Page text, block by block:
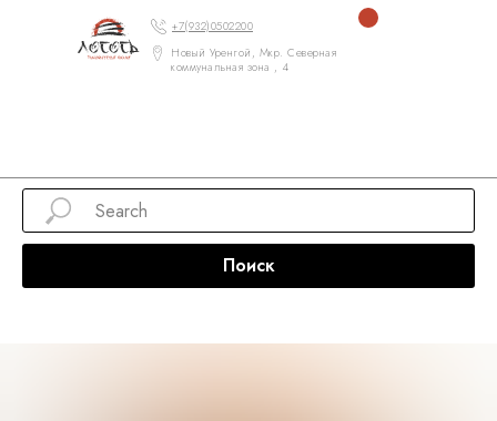
+7(932)0502200
Новый Уренгой, Мкр. Северная
коммунальная зона , 4
Поиск